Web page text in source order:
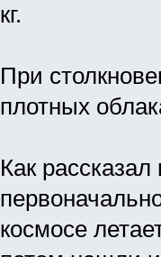
кг.
При
плотных
Как
космосе